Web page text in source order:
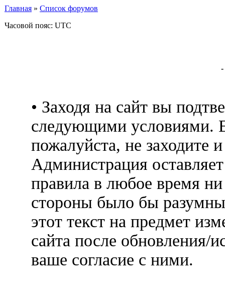
Главная » Список форумов
Часовой пояс: UTC
-
• Заходя на сайт вы
следующими условиями.
пожалуйста, не заходите
Администрация
правила в любое время
стороны было бы
этот текст на предмет
сайта после обновления/
ваше согласие с ними.